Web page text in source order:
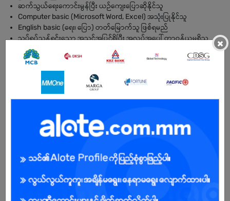
ဆက်သွယ်ရေးကောင်းမွန်ပြီး ယဉ်ကျေးပြောဆိုနိုင်သူ
Computer basic (Microsoft Word, Excel) အသုံးပြုနိုင်သူ
English basic (ရေး၊ ပြော) တတ်မြောက်သူ ဖြစ်ရမည်
သပ်ရပ်သန့်ရှင်းသော အသွင်အပြင်ရှိပြီး အလုပ်အပေါ် တာဝန်ယူမှုရှိသူ
Time management ကောင်းမွန်ပြီး အလုပ်ဖိအားအောက်တွင် လုပ်ကိုင်
နိုင်သူ
Teamwork ကောင်းမွန်သူ ဖြစ်ရမည်
×